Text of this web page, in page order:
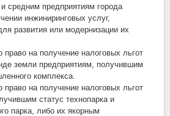
средним предприятиям города
инжиниринговых услуг,
развития или модернизации их
право на получение налоговых льгот
земли предприятиям, получившим
комплекса.
право на получение налоговых льгот
статус технопарка и
парка, либо их якорным